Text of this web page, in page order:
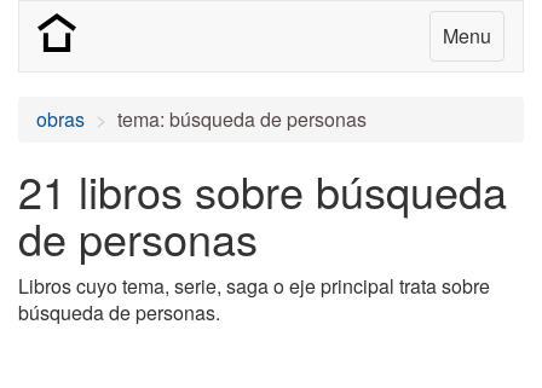
Menu
obras tema: búsqueda de personas
21 libros sobre búsqueda
de personas
Libros cuyo tema, serie, saga o eje principal trata sobre
búsqueda de personas.